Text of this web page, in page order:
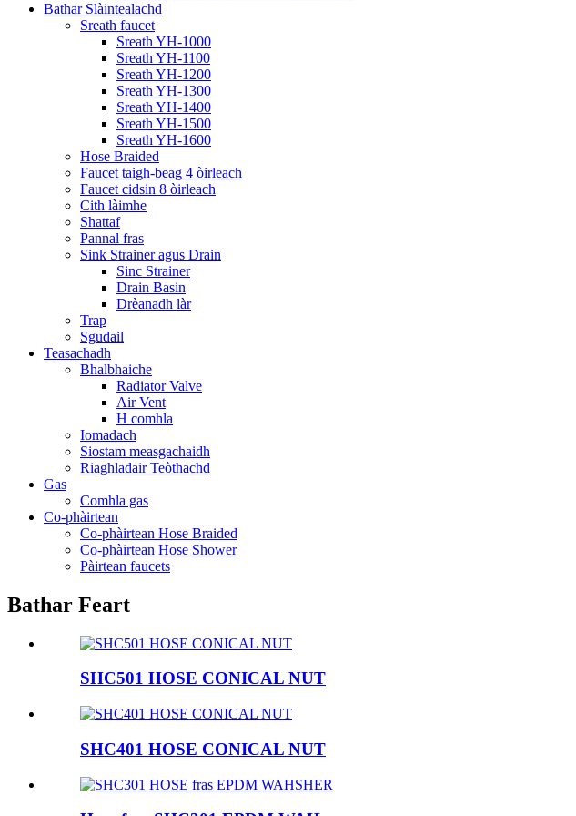
Bathar Slàintealachd
Sreath faucet
Sreath YH-1000
Sreath YH-1100
Sreath YH-1200
Sreath YH-1300
Sreath YH-1400
Sreath YH-1500
Sreath YH-1600
Hose Braided
Faucet taigh-beag 4 òirleach
Faucet cidsin 8 òirleach
Cith làimhe
Shattaf
Pannal fras
Sink Strainer agus Drain
Sinc Strainer
Drain Basin
Drèanadh làr
Trap
Sgudail
Teasachadh
Bhalbhaiche
Radiator Valve
Air Vent
H comhla
Iomadach
Siostam measgachaidh
Riaghladair Teòthachd
Gas
Comhla gas
Co-phàirtean
Co-phàirtean Hose Braided
Co-phàirtean Hose Shower
Pàirtean faucets
Bathar Feart
SHC501 HOSE CONICAL NUT
SHC401 HOSE CONICAL NUT